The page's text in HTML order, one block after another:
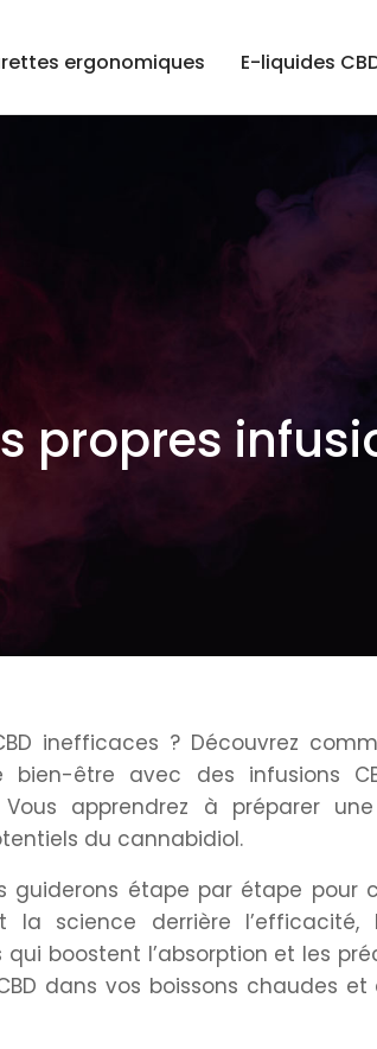
ergonomiques E-liquides
propres
inefficaces ? Découvrez
bien-être avec des infusions
apprendrez à préparer une
du cannabidiol.
guiderons étape par étape pour
la science derrière l’efficacité,
boostent l’absorption et les
dans vos boissons chaudes